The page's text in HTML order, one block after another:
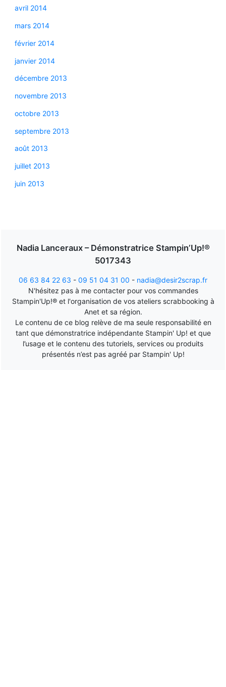
avril 2014
mars 2014
février 2014
janvier 2014
décembre 2013
novembre 2013
octobre 2013
septembre 2013
août 2013
juillet 2013
juin 2013
Nadia Lanceraux – Démonstratrice Stampin’Up!®
5017343
06 63 84 22 63 - 09 51 04 31 00 - nadia@desir2scrap.fr
N'hésitez pas à me contacter pour vos commandes
Stampin'Up!® et l'organisation de vos ateliers scrabbooking à
Anet et sa région.
Le contenu de ce blog relève de ma seule responsabilité en
tant que démonstratrice indépendante Stampin' Up! et que
l’usage et le contenu des tutoriels, services ou produits
présentés n’est pas agréé par Stampin' Up!